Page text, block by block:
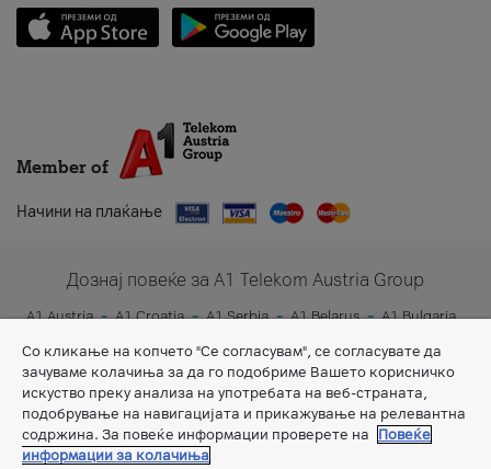
Member of
Начини на плаќање
Дознај повеќе за A1 Telekom Austria Group
A1 Austria A1 Croatia A1 Serbia A1 Belarus
A1 Bulgaria
A1 Slovenia
A1 Digital
Со кликање на копчето "Се согласувам", се согласувате да
зачуваме колачиња за да го подобриме Вашето корисничко
искуство преку анализа на употребата на веб-страната,
подобрување на навигацијата и прикажување на релевантна
содржина. За повеќе информации проверете на
Повеќе
информации за колачиња